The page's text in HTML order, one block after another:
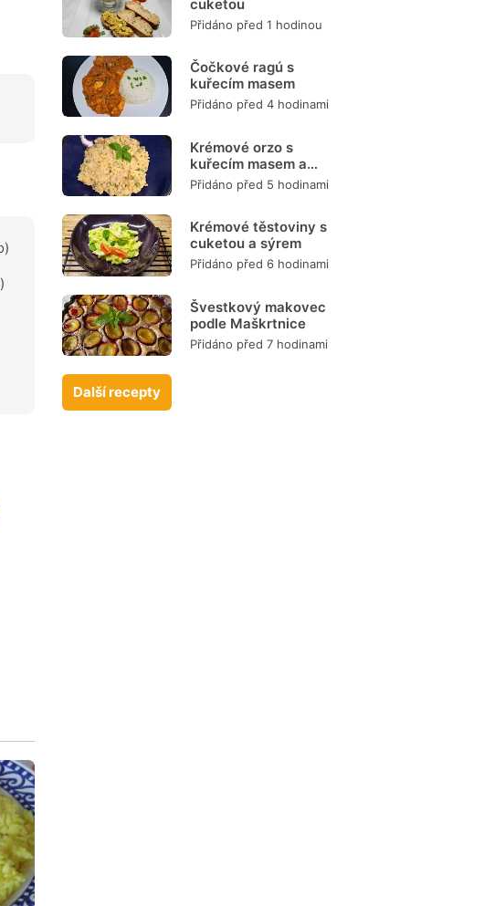
cuketou
Přidáno před 1 hodinou
Čočkové ragú s
kuřecím masem
Přidáno před 4 hodinami
Krémové orzo s
kuřecím masem a
zeleninou
Přidáno před 5 hodinami
Krémové těstoviny s
cuketou a sýrem
Přidáno před 6 hodinami
Švestkový makovec
podle Maškrtnice
Přidáno před 7 hodinami
Další recepty